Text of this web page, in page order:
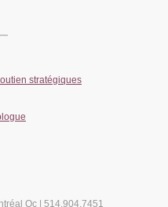
Qc | 514.904.7451